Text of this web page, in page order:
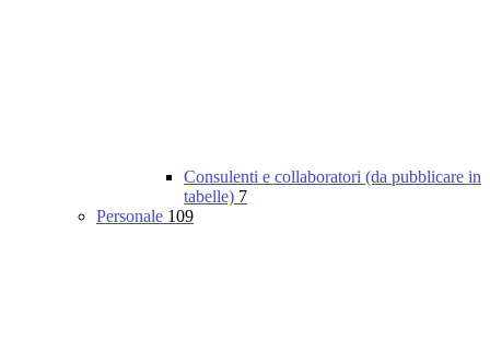
Consulenti e collaboratori (da pubblicare in
tabelle) 7
Personale 109